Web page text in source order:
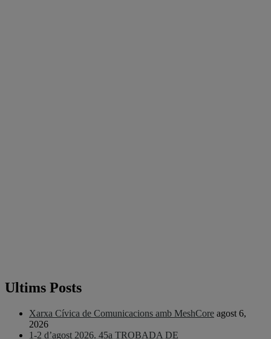
Ultims Posts
Xarxa Cívica de Comunicacions amb MeshCore agost 6,
2026
1-2 d’agost 2026. 45a TROBADA DE